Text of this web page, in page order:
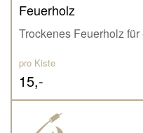
Feuerholz
Trockenes Feuerholz
pro Kiste
15,-